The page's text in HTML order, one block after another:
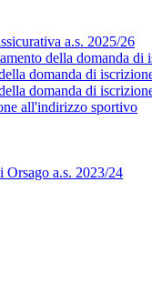
a.s. 2025/26
della domanda
domanda di
domanda di
all'indirizzo sportivo
Orsago a.s. 2023/24